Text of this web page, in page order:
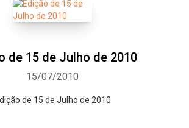
de 15 de Julho de 2010
15/07/2010
de 15 de Julho de 2010